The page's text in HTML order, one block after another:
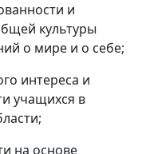
и
культуры
о мире и о себе;
интереса и
учащихся в
на основе